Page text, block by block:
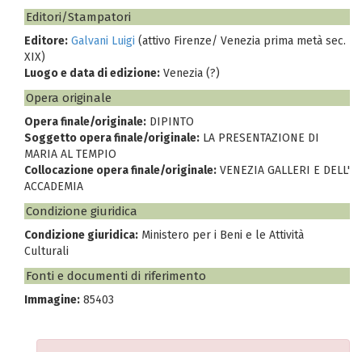
Editori/Stampatori
Editore: Galvani Luigi (attivo Firenze/ Venezia prima metà sec.
XIX)
Luogo e data di edizione: Venezia (?)
Opera originale
Opera finale/originale: DIPINTO
Soggetto opera finale/originale: LA PRESENTAZIONE DI
MARIA AL TEMPIO
Collocazione opera finale/originale: VENEZIA GALLERI E DELL'
ACCADEMIA
Condizione giuridica
Condizione giuridica: Ministero per i Beni e le Attività
Culturali
Fonti e documenti di riferimento
Immagine: 85403